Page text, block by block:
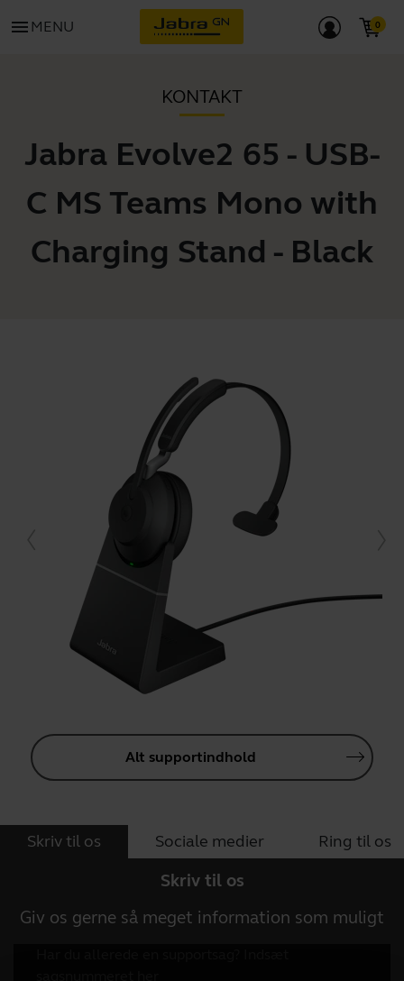
menu MENU
KONTAKT
Jabra Evolve2 65 - USB-
C MS Teams Mono with
Charging Stand - Black
Alt supportindhold
Skriv til os Sociale medier Ring til os
Skriv til os
Giv os gerne så meget information som muligt